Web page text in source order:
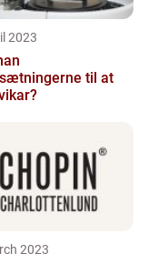
2023
til at
2023